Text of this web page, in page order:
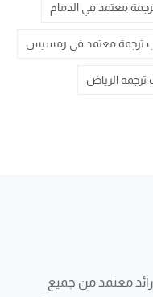
معتمد في الدمام
ترجمة معتمد في رمسيس
الرياض
معتمد من جميع